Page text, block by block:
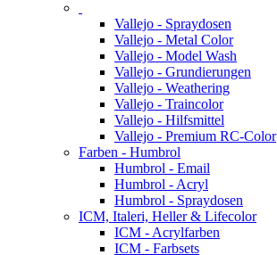
Vallejo - Spraydosen
Vallejo - Metal Color
Vallejo - Model Wash
Vallejo - Grundierungen
Vallejo - Weathering
Vallejo - Traincolor
Vallejo - Hilfsmittel
Vallejo - Premium RC-Color
Farben - Humbrol
Humbrol - Email
Humbrol - Acryl
Humbrol - Spraydosen
ICM, Italeri, Heller & Lifecolor
ICM - Acrylfarben
ICM - Farbsets